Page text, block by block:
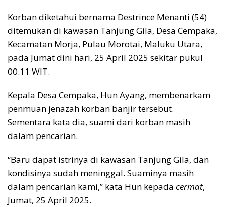
Korban diketahui bernama Destrince Menanti (54)
ditemukan di kawasan Tanjung Gila, Desa Cempaka,
Kecamatan Morja, Pulau Morotai, Maluku Utara,
pada Jumat dini hari, 25 April 2025 sekitar pukul
00.11 WIT.
Kepala Desa Cempaka, Hun Ayang, membenarkam
penmuan jenazah korban banjir tersebut.
Sementara kata dia, suami dari korban masih
dalam pencarian.
“Baru dapat istrinya di kawasan Tanjung Gila, dan
kondisinya sudah meninggal. Suaminya masih
dalam pencarian kami,” kata Hun kepada cermat,
Jumat, 25 April 2025.